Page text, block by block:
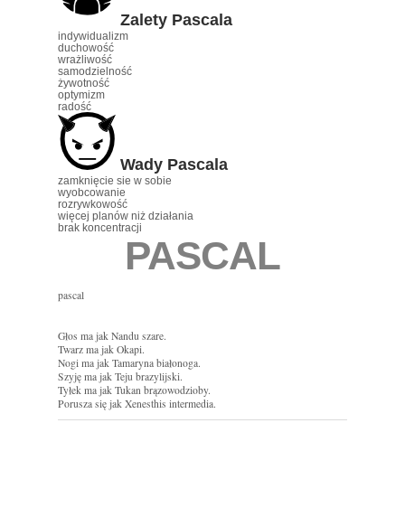
Zalety Pascala
indywidualizm
duchowość
wrażliwość
samodzielność
żywotność
optymizm
radość
Wady Pascala
zamknięcie sie w sobie
wyobcowanie
rozrywkowość
więcej planów niż działania
brak koncentracji
PASCAL
pascal
Głos ma jak Nandu szare.
Twarz ma jak Okapi.
Nogi ma jak Tamaryna białonoga.
Szyję ma jak Teju brazylijski.
Tyłek ma jak Tukan brązowodzioby.
Porusza się jak Xenesthis intermedia.